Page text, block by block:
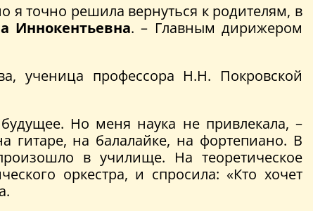
я точно решила вернуться к родителям, в
Иннокентьевна. – Главным дирижером
ученица профессора Н.Н. Покровской
Но меня наука не привлекала, –
гитаре, на балалайке, на фортепиано. В
в училище. На теоретическое
оркестра, и спросила: «Кто хочет